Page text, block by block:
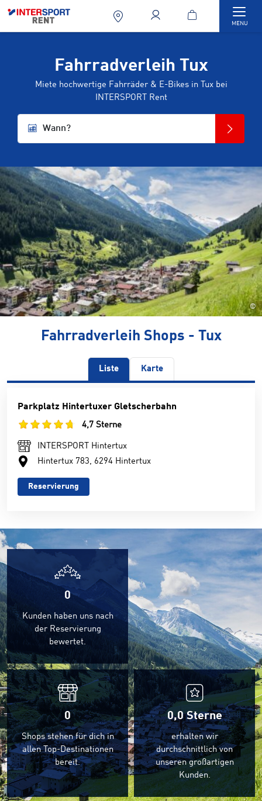
MENU
Fahrradverleih Tux
Miete hochwertige Fahrräder & E-Bikes in Tux bei
INTERSPORT Rent
Wann?
©
Fahrradverleih Shops - Tux
Liste Karte
Parkplatz Hintertuxer Gletscherbahn
4,7 Sterne
INTERSPORT Hintertux
Hintertux 783, 6294 Hintertux
Reservierung
0
Kunden haben uns nach
der Reservierung
bewertet.
0
Shops stehen für dich in
allen Top-Destinationen
bereit.
0,0Sterne
erhalten wir
durchschnittlich von
unseren großartigen
Kunden.